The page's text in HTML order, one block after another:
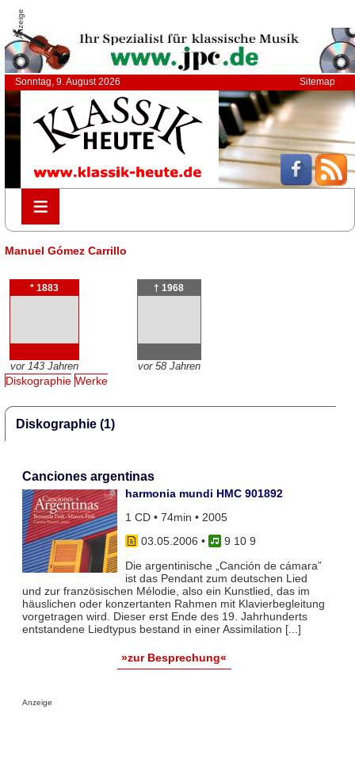
Anzeige
Sonntag, 9. August 2026 Sitemap
≡
≡
Manuel Gómez Carrillo
* 1883
vor 143 Jahren
† 1968
vor 58 Jahren
Diskographie Werke
Diskographie (1)
Canciones argentinas
harmonia mundi HMC 901892
1 CD • 74min • 2005
03.05.2006 •
9 10 9
Die argentinische „Canción de cámara”
ist das Pendant zum deutschen Lied
und zur französischen Mélodie, also ein Kunstlied, das im
häuslichen oder konzertanten Rahmen mit Klavierbegleitung
vorgetragen wird. Dieser erst Ende des 19. Jahrhunderts
entstandene Liedtypus bestand in einer Assimilation [...]
»zur Besprechung«
Anzeige